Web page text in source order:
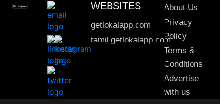
WEBSITES
getlokalapp.com
tamil.getlokalapp.com
About Us
Privacy
Policy
Terms &
Conditions
Advertise
with us